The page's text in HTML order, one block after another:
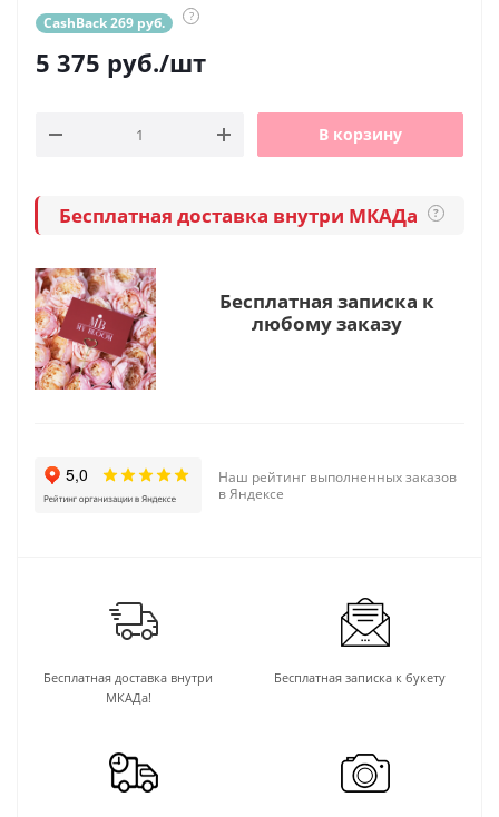
CashBack 269 руб. ?
5 375 руб./шт
В корзину
Бесплатная доставка внутри МКАДа ?
Бесплатная записка к
любому заказу
Наш рейтинг выполненных заказов
в Яндексе
Бесплатная доставка внутри
МКАДа!
Бесплатная записка к букету